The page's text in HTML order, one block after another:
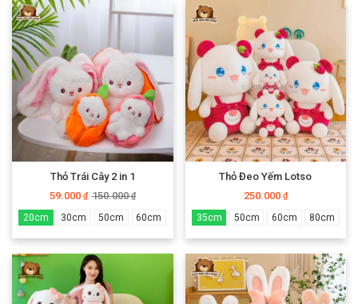
Thỏ Trái Cây 2 in 1
59.000 ₫ 150.000₫
20cm 30cm 50cm 60cm
Thỏ Đeo Yếm Lotso
250.000 ₫
35cm 50cm 60cm 80cm